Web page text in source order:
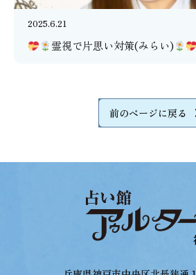
2025.6.21
霊視で片思い対策(みらい)
前のページに戻る